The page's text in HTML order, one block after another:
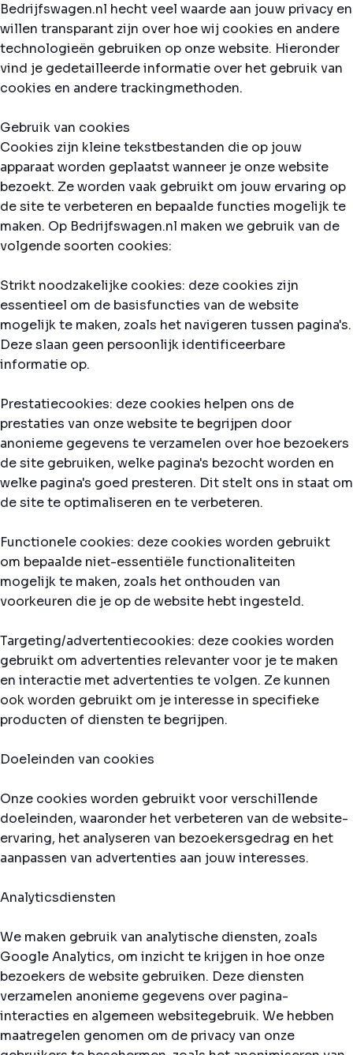
Bedrijfswagen.nl hecht veel waarde aan jouw privacy en
willen transparant zijn over hoe wij cookies en andere
technologieën gebruiken op onze website. Hieronder
vind je gedetailleerde informatie over het gebruik van
cookies en andere trackingmethoden.
Gebruik van cookies
Cookies zijn kleine tekstbestanden die op jouw
apparaat worden geplaatst wanneer je onze website
bezoekt. Ze worden vaak gebruikt om jouw ervaring op
de site te verbeteren en bepaalde functies mogelijk te
maken. Op Bedrijfswagen.nl maken we gebruik van de
volgende soorten cookies:
Strikt noodzakelijke cookies: deze cookies zijn
essentieel om de basisfuncties van de website
mogelijk te maken, zoals het navigeren tussen pagina's.
Deze slaan geen persoonlijk identificeerbare
informatie op.
Prestatiecookies: deze cookies helpen ons de
prestaties van onze website te begrijpen door
anonieme gegevens te verzamelen over hoe bezoekers
de site gebruiken, welke pagina's bezocht worden en
welke pagina's goed presteren. Dit stelt ons in staat om
de site te optimaliseren en te verbeteren.
Functionele cookies: deze cookies worden gebruikt
om bepaalde niet-essentiële functionaliteiten
mogelijk te maken, zoals het onthouden van
voorkeuren die je op de website hebt ingesteld.
Targeting/advertentiecookies: deze cookies worden
gebruikt om advertenties relevanter voor je te maken
en interactie met advertenties te volgen. Ze kunnen
ook worden gebruikt om je interesse in specifieke
producten of diensten te begrijpen.
Doeleinden van cookies
Onze cookies worden gebruikt voor verschillende
doeleinden, waaronder het verbeteren van de website-
ervaring, het analyseren van bezoekersgedrag en het
aanpassen van advertenties aan jouw interesses.
Analyticsdiensten
We maken gebruik van analytische diensten, zoals
Google Analytics, om inzicht te krijgen in hoe onze
bezoekers de website gebruiken. Deze diensten
verzamelen anonieme gegevens over pagina-
interacties en algemeen websitegebruik. We hebben
maatregelen genomen om de privacy van onze